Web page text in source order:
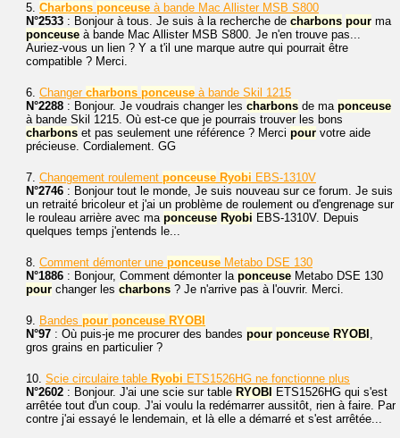
5. Charbons ponceuse à bande Mac Allister MSB S800
N°2533 : Bonjour à tous. Je suis à la recherche de charbons pour ma
ponceuse à bande Mac Allister MSB S800. Je n'en trouve pas...
Auriez-vous un lien ? Y a t'il une marque autre qui pourrait être
compatible ? Merci.
6. Changer charbons ponceuse à bande Skil 1215
N°2288 : Bonjour. Je voudrais changer les charbons de ma ponceuse
à bande Skil 1215. Où est-ce que je pourrais trouver les bons
charbons et pas seulement une référence ? Merci pour votre aide
précieuse. Cordialement. GG
7. Changement roulement ponceuse Ryobi EBS-1310V
N°2746 : Bonjour tout le monde, Je suis nouveau sur ce forum. Je suis
un retraité bricoleur et j'ai un problème de roulement ou d'engrenage sur
le rouleau arrière avec ma ponceuse Ryobi EBS-1310V. Depuis
quelques temps j'entends le...
8. Comment démonter une ponceuse Metabo DSE 130
N°1886 : Bonjour, Comment démonter la ponceuse Metabo DSE 130
pour changer les charbons ? Je n'arrive pas à l'ouvrir. Merci.
9. Bandes pour ponceuse RYOBI
N°97 : Où puis-je me procurer des bandes pour ponceuse RYOBI ,
gros grains en particulier ?
10. Scie circulaire table Ryobi ETS1526HG ne fonctionne plus
N°2602 : Bonjour. J'ai une scie sur table RYOBI
ETS1526HG qui s'est
arrêtée tout d'un coup. J'ai voulu la redémarrer aussitôt, rien à faire. Par
contre j'ai essayé le lendemain, et là elle a démarré et s'est arrêtée...